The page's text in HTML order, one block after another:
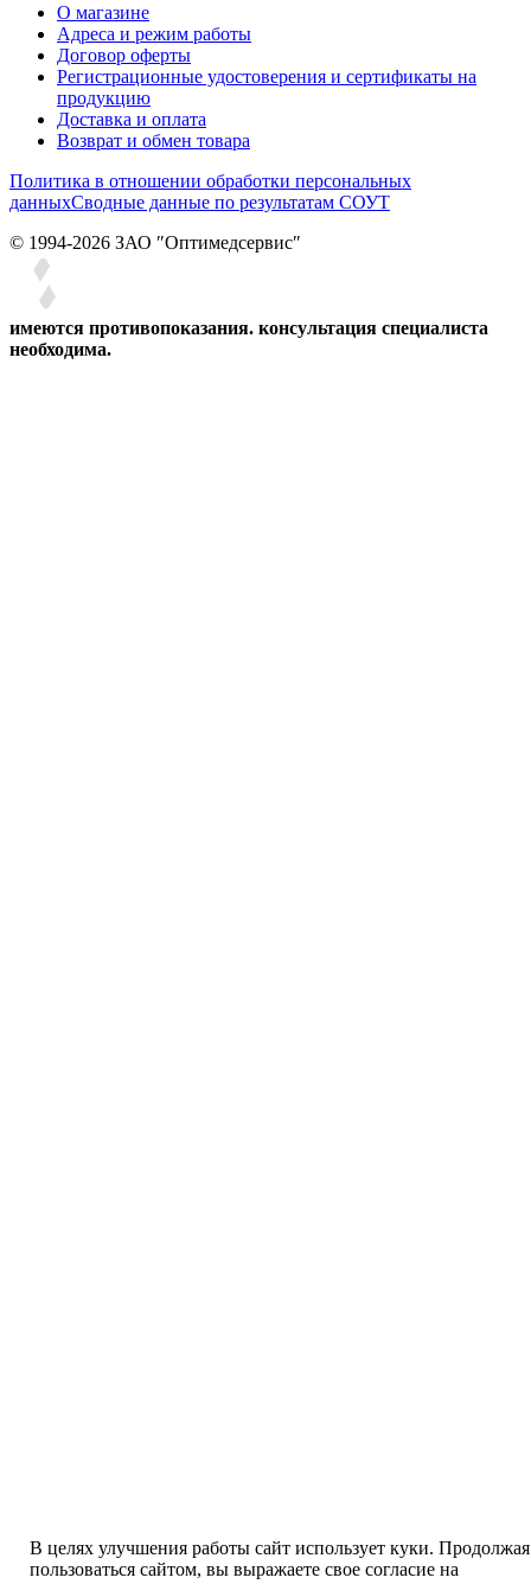
О магазине
Адреса и режим работы
Договор оферты
Регистрационные удостоверения и сертификаты на
продукцию
Доставка и оплата
Возврат и обмен товара
Политика в отношении обработки персональных
данныхСводные данные по результатам СОУТ
© 1994-2026 ЗАО ″Оптимедсервис″
имеются противопоказания. консультация специалиста
необходима.
В целях улучшения работы сайт использует куки. Продолжая
пользоваться сайтом, вы выражаете свое согласие на